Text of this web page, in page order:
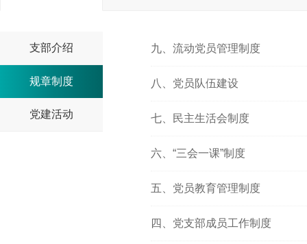
支部介绍
规章制度
党建活动
九、流动党员管理制度
八、党员队伍建设
七、民主生活会制度
六、“三会一课”制度
五、党员教育管理制度
四、党支部成员工作制度